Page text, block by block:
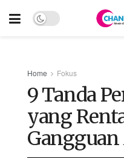
Home Fokus
9 Tanda
yang